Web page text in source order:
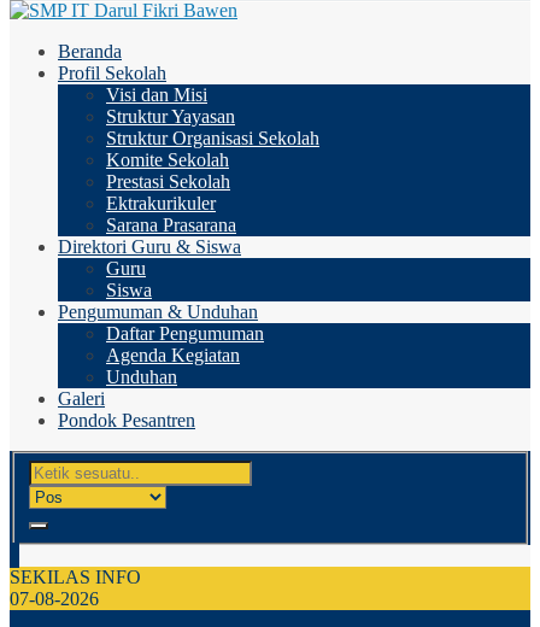
Beranda
Profil Sekolah
Visi dan Misi
Struktur Yayasan
Struktur Organisasi Sekolah
Komite Sekolah
Prestasi Sekolah
Ektrakurikuler
Sarana Prasarana
Direktori Guru & Siswa
Guru
Siswa
Pengumuman & Unduhan
Daftar Pengumuman
Agenda Kegiatan
Unduhan
Galeri
Pondok Pesantren
SEKILAS INFO
07-08-2026